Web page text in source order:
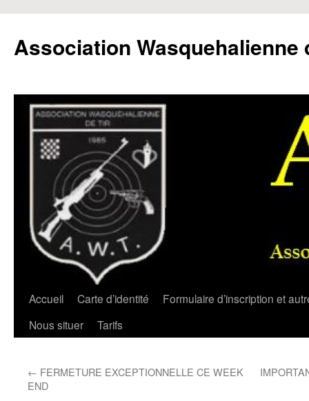
contenu
Association Wasquehalienne
Accueil Carte d’identité
Formulaire d’inscription et
Nous situer
Tarifs
← FERMETURE EXCEPTIONNELLE CE WEEK
END